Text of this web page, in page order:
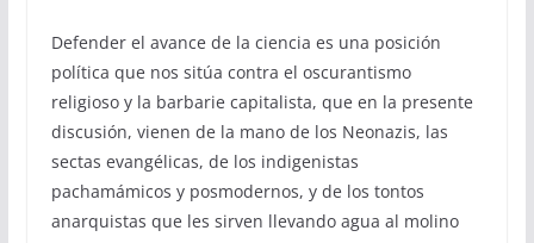
Defender el avance de la ciencia es una posición
política que nos sitúa contra el oscurantismo
religioso y la barbarie capitalista, que en la presente
discusión, vienen de la mano de los Neonazis, las
sectas evangélicas, de los indigenistas
pachamámicos y posmodernos, y de los tontos
anarquistas que les sirven llevando agua al molino